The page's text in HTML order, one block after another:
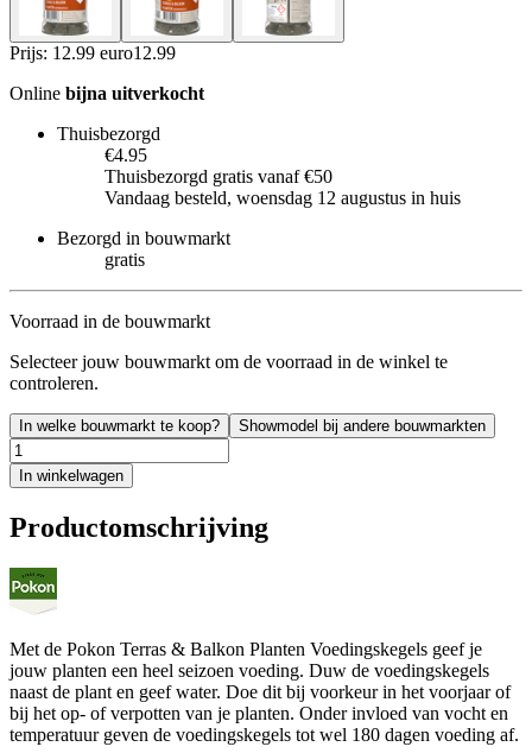
Prijs: 12.99 euro12.99
Online bijna uitverkocht
Thuisbezorgd
€4.95
Thuisbezorgd gratis vanaf €50
Vandaag besteld, woensdag 12 augustus in huis
Bezorgd in bouwmarkt
gratis
Voorraad in de bouwmarkt
Selecteer jouw bouwmarkt om de voorraad in de winkel te
controleren.
In welke bouwmarkt te koop? Showmodel bij andere bouwmarkten
In winkelwagen
Productomschrijving
Met de Pokon Terras & Balkon Planten Voedingskegels geef je
jouw planten een heel seizoen voeding. Duw de voedingskegels
naast de plant en geef water. Doe dit bij voorkeur in het voorjaar of
bij het op- of verpotten van je planten. Onder invloed van vocht en
temperatuur geven de voedingskegels tot wel 180 dagen voeding af.